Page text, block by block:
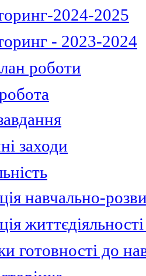
2024-2025
- 2023-2024
роботи
заходи
навчально-
готовності до